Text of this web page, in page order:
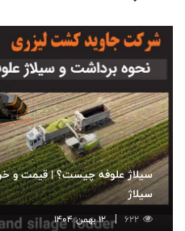
سیلاژ علوفه چیست؟ | قیمت و
سیلاژ
622 12 بهمن 1404